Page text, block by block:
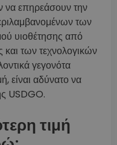
επηρεάσουν την
των
υιοθέτησης από
και των τεχνολογικών
γεγονότα
είναι αδύνατο να
USDGO.
τιμή